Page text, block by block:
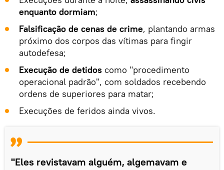
enquanto dormiam;
Falsificação de cenas de crime, plantando armas
próximo dos corpos das vítimas para fingir
autodefesa;
Execução de detidos como "procedimento
operacional padrão", com soldados recebendo
ordens de superiores para matar;
Execuções de feridos ainda vivos.
"Eles revistavam alguém, algemavam e